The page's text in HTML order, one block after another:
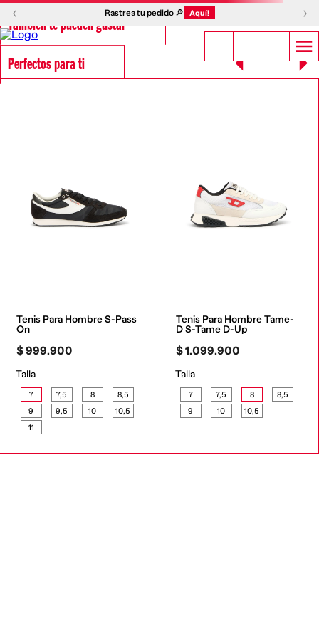
‹ Rastrea tu pedido 🔎 Aquí! ›
También te pueden gustar
Perfectos para ti
Tenis Para Hombre S-Pass
On
$999.900
Talla
7 7,5 8
8,5
9
9,5 10
10,5
11
Tenis Para Hombre Tame-
D S-Tame D-Up
$1.099.900
Talla
7 7,5 8
8,5
9
10 10,5